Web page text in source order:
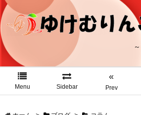
Menu Sidebar
«
Prev